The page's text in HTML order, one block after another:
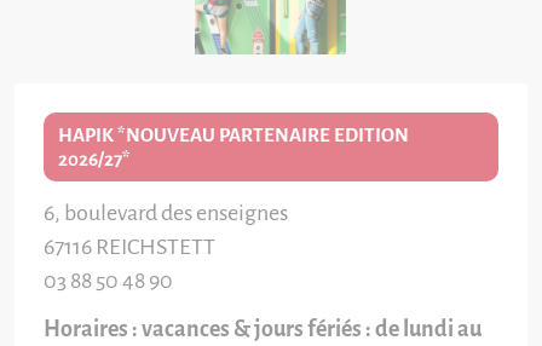
HAPIK *NOUVEAU PARTENAIRE EDITION
2026/27*
6, boulevard des enseignes
67116 REICHSTETT
03 88 50 48 90
Horaires : vacances & jours fériés : de lundi au